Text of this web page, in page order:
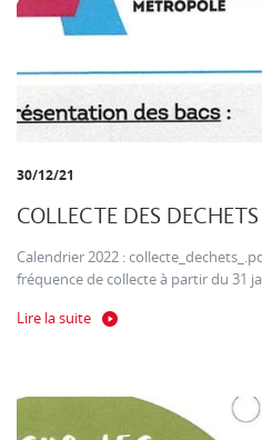
30/12/21
COLLECTE DES DECHETS
Calendrier 2022 :
fréquence de collecte à partir du 31
Lire la suite